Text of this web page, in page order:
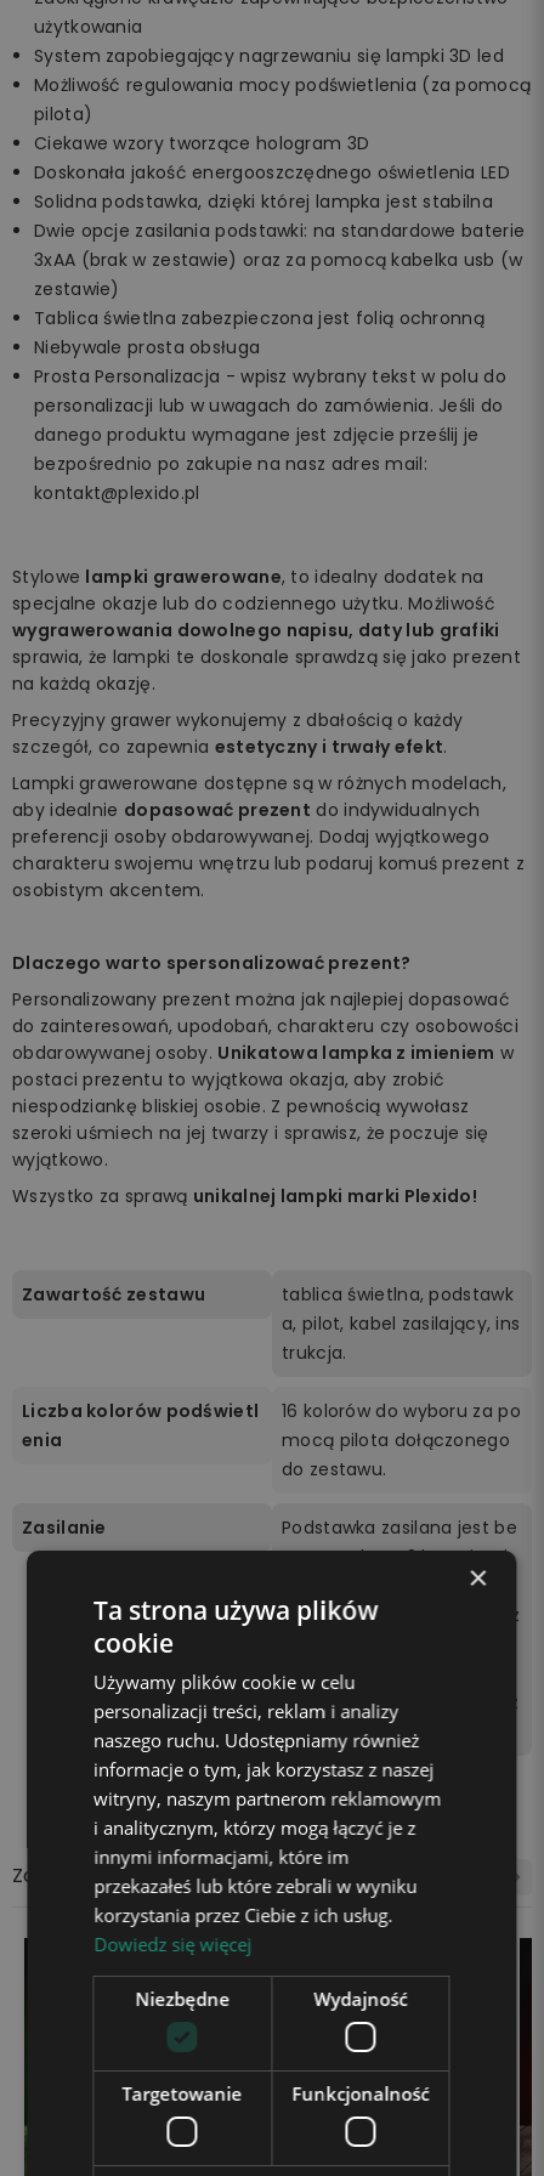
użytkowania
System zapobiegający nagrzewaniu się lampki 3D led
Możliwość regulowania mocy podświetlenia (za pomocą
pilota)
Ciekawe wzory tworzące hologram 3D
Doskonała jakość energooszczędnego oświetlenia LED
Solidna podstawka, dzięki której lampka jest stabilna
Dwie opcje zasilania podstawki: na standardowe baterie
3xAA (brak w zestawie) oraz za pomocą kabelka usb (w
zestawie)
Tablica świetlna zabezpieczona jest folią ochronną
Niebywale prosta obsługa
Prosta Personalizacja - wpisz wybrany tekst w polu do
personalizacji lub w uwagach do zamówienia. Jeśli do
danego produktu wymagane jest zdjęcie prześlij je
bezpośrednio po zakupie na nasz adres mail:
kontakt@plexido.pl
Stylowe lampki grawerowane, to idealny dodatek na
specjalne okazje lub do codziennego użytku. Możliwość
wygrawerowania dowolnego napisu, daty lub grafiki
sprawia, że lampki te doskonale sprawdzą się jako prezent
na każdą okazję.
Precyzyjny grawer wykonujemy z dbałością o każdy
szczegół, co zapewnia estetyczny i trwały efekt.
Lampki grawerowane dostępne są w różnych modelach,
aby idealnie dopasować prezent do indywidualnych
preferencji osoby obdarowywanej. Dodaj wyjątkowego
charakteru swojemu wnętrzu lub podaruj komuś prezent z
osobistym akcentem.
Dlaczego warto spersonalizować prezent?
Personalizowany prezent można jak najlepiej dopasować
do zainteresowań, upodobań, charakteru czy osobowości
obdarowywanej osoby. Unikatowa lampka z imieniem w
postaci prezentu to wyjątkowa okazja, aby zrobić
niespodziankę bliskiej osobie. Z pewnością wywołasz
szeroki uśmiech na jej twarzy i sprawisz, że poczuje się
wyjątkowo.
Wszystko za sprawą unikalnej lampki marki Plexido!
Zawartość zestawu
tablica świetlna, podstawk
a, pilot, kabel zasilający, ins
trukcja.
Liczba kolorów podświetl
enia
16 kolorów do wyboru za po
mocą pilota dołączonego
do zestawu.
Zasilanie
Podstawka zasilana jest be
zprzewodowo 3 bateriami
AA (brak w zestawie) lub p
oprzez podłączenie kabla z
użyciem kostki zasilającej
(np. od telefonu) lub gniaz
da USB w laptopie.
Zobacz także
×
Ta strona używa plików
cookie
Używamy plików cookie w celu
personalizacji treści, reklam i analizy
naszego ruchu. Udostępniamy również
informacje o tym, jak korzystasz z naszej
witryny, naszym partnerom reklamowym
i analitycznym, którzy mogą łączyć je z
innymi informacjami, które im
przekazałeś lub które zebrali w wyniku
korzystania przez Ciebie z ich usług.
Dowiedz się więcej
Niezbędne Wydajność
Targetowanie Funkcjonalność